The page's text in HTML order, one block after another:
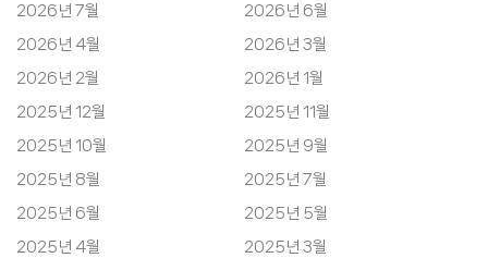
2026년 7월
2026년 6월
2026년 4월
2026년 3월
2026년 2월
2026년 1월
2025년 12월
2025년 11월
2025년 10월
2025년 9월
2025년 8월
2025년 7월
2025년 6월
2025년 5월
2025년 4월
2025년 3월